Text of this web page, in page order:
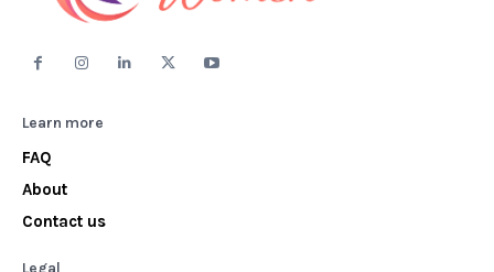
Learn more
FAQ
About
Contact us
Legal